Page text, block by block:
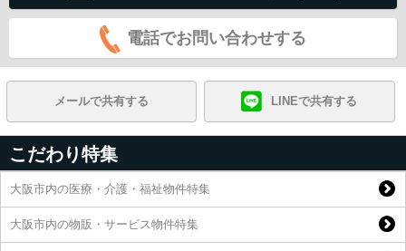
電話でお問い合わせする
メールで共有する LINEで共有する
こだわり特集
大阪市内の医療・介護・福祉物件特集
大阪市内の物販・サービス物件特集